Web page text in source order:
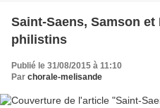
Saint-Saens, Samson
philistins
Publié le 31/08/2015 à 11:10
Par chorale-melisande